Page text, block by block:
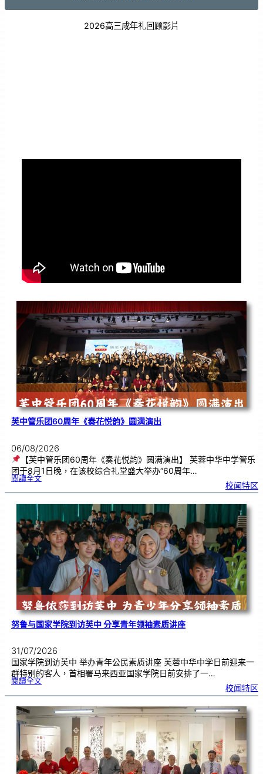
2026高三成年礼回顾影片
芙中管乐团60周年《奏花悦韵》圆满演出
06/08/2026
【芙中管乐团60周年《奏花悦韵》圆满演出】 芙蓉中华中学管乐
团于8月1日晚，在该校综合礼堂盛大举办“60周年…
閱讀全文:芙
乐
6
0
《
奏
花
悦
韵
》
圆
满
演
出
校闻特区
努鲁与国家学院到访芙中 分享青年领袖素质讲座
31/07/2026
国家学院到访芙中 举办青年公民素质讲座 芙蓉中华中学日前迎来一
群特别的客人，首相署马来西亚国家学院日前安排了一…
閱讀全文:努
国
学
院
到
访
中
分
享
青
年
领
袖
素
质
讲
座
校闻特区